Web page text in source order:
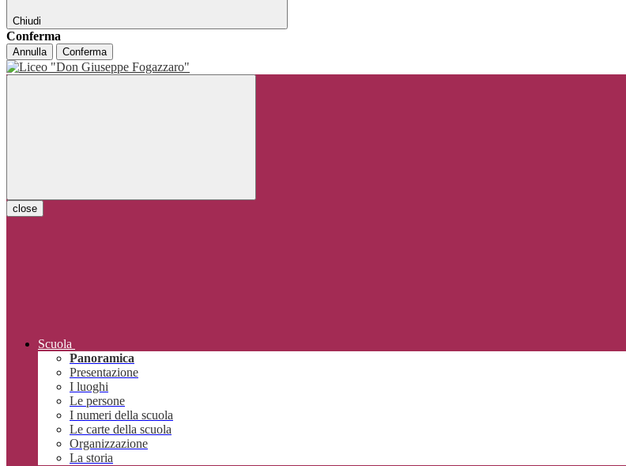
Chiudi
Conferma
Annulla Conferma
close
Scuola
Panoramica
Presentazione
I luoghi
Le persone
I numeri della scuola
Le carte della scuola
Organizzazione
La storia